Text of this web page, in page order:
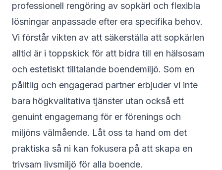
professionell rengöring av sopkärl och flexibla
lösningar anpassade efter era specifika behov.
Vi förstår vikten av att säkerställa att sopkärlen
alltid är i toppskick för att bidra till en hälsosam
och estetiskt tilltalande boendemiljö. Som en
pålitlig och engagerad partner erbjuder vi inte
bara högkvalitativa tjänster utan också ett
genuint engagemang för er förenings och
miljöns välmående. Låt oss ta hand om det
praktiska så ni kan fokusera på att skapa en
trivsam livsmiljö för alla boende.